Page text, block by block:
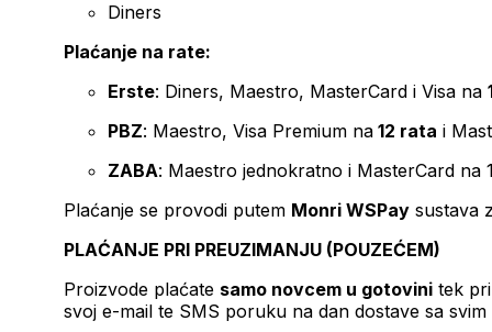
Diners
Plaćanje na rate:
Erste: Diners, Maestro, MasterCard i Visa na
PBZ: Maestro, Visa Premium na 12 rata i
ZABA: Maestro jednokratno i MasterCard na
Plaćanje se provodi putem Monri WSPay sustava
PLAĆANJE PRI PREUZIMANJU (POUZEĆEM)
Proizvode plaćate samo novcem u gotovini tek
svoj e-mail te SMS poruku na dan dostave sa svim